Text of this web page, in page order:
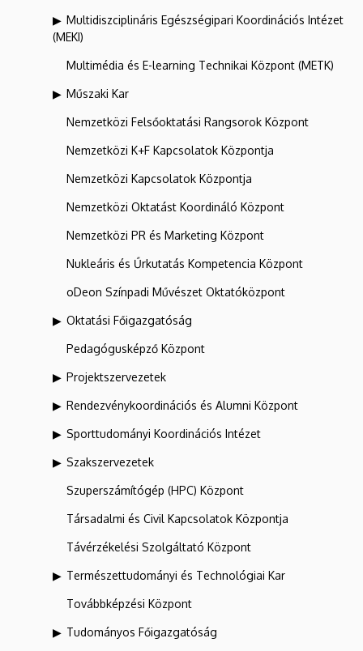
Multidiszciplináris Egészségipari Koordinációs Intézet
(MEKI)
Multimédia és E-learning Technikai Központ (METK)
Műszaki Kar
Nemzetközi Felsőoktatási Rangsorok Központ
Nemzetközi K+F Kapcsolatok Központja
Nemzetközi Kapcsolatok Központja
Nemzetközi Oktatást Koordináló Központ
Nemzetközi PR és Marketing Központ
Nukleáris és Űrkutatás Kompetencia Központ
oDeon Színpadi Művészet Oktatóközpont
Oktatási Főigazgatóság
Pedagógusképző Központ
Projektszervezetek
Rendezvénykoordinációs és Alumni Központ
Sporttudományi Koordinációs Intézet
Szakszervezetek
Szuperszámítógép (HPC) Központ
Társadalmi és Civil Kapcsolatok Központja
Távérzékelési Szolgáltató Központ
Természettudományi és Technológiai Kar
Továbbképzési Központ
Tudományos Főigazgatóság